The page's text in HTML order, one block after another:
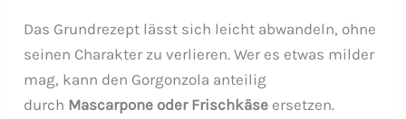
Das Grundrezept lässt sich leicht abwandeln, ohne
seinen Charakter zu verlieren. Wer es etwas milder
mag, kann den Gorgonzola anteilig
durch Mascarpone oder Frischkäse ersetzen.